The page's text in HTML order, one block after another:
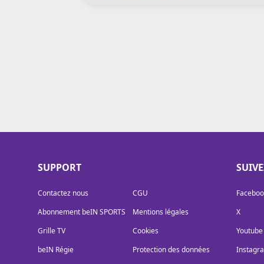
SUPPORT
Contactez nous
Abonnement beIN SPORTS
Grille TV
beIN Régie
CGU
Mentions légales
Cookies
Protection des données
X
Youtube